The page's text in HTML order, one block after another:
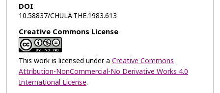
DOI
10.58837/CHULA.THE.1983.613
Creative Commons License
This work is licensed under a Creative Commons
Attribution-NonCommercial-No Derivative Works 4.0
International License.